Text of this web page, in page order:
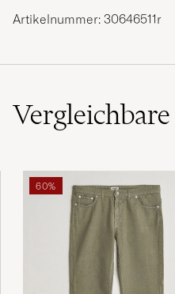
Artikelnummer: 30646511r
Vergleichbare
60%